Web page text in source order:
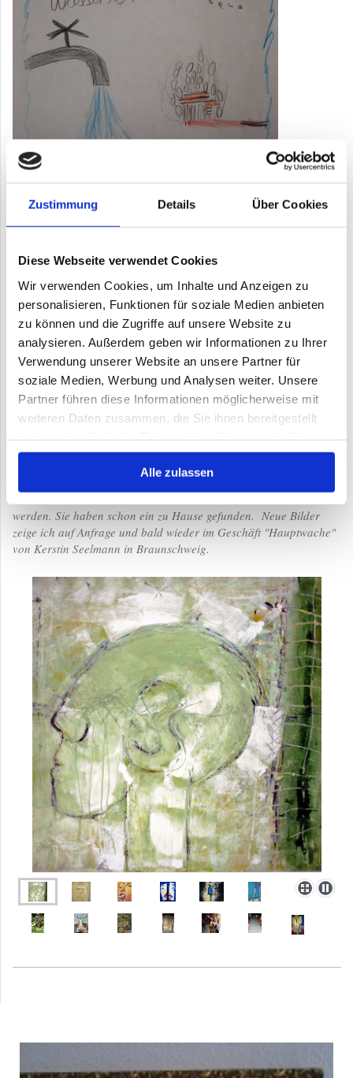
Zustimmung Details Über Cookies
Diese Webseite verwendet Cookies
Wir verwenden Cookies, um Inhalte und Anzeigen zu
personalisieren, Funktionen für soziale Medien anbieten
zu können und die Zugriffe auf unsere Website zu
analysieren. Außerdem geben wir Informationen zu Ihrer
Verwendung unserer Website an unsere Partner für
soziale Medien, Werbung und Analysen weiter. Unsere
Partner führen diese Informationen möglicherweise mit
weiteren Daten zusammen, die Sie ihnen bereitgestellt
gesammelt haben.
Alle zulassen
Themen gibtes reichlich :)
werden. Sie haben schon ein zu Hause gefunden. Neue Bilder
zeige ich auf Anfrage und bald wieder im Geschäft "Hauptwache"
von Kerstin Seelmann in Braunschweig.